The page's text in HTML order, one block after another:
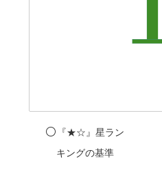
⚪️
『★☆』星ラン
キングの基準